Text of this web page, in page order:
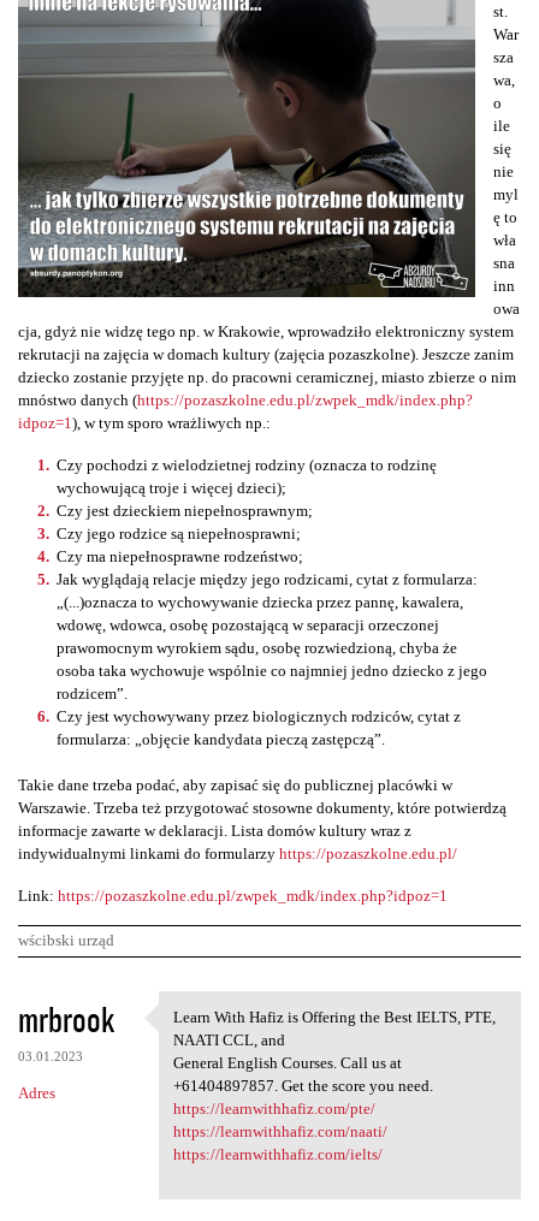
st.
War
sza
wa,
o
ile
się
nie
myl
ę to
wła
sna
inn
owa
cja, gdyż nie widzę tego np. w Krakowie, wprowadziło elektroniczny system
rekrutacji na zajęcia w domach kultury (zajęcia pozaszkolne). Jeszcze zanim
dziecko zostanie przyjęte np. do pracowni ceramicznej, miasto zbierze o nim
mnóstwo danych (https://pozaszkolne.edu.pl/zwpek_mdk/index.php?
idpoz=1), w tym sporo wrażliwych np.:
Czy pochodzi z wielodzietnej rodziny (oznacza to rodzinę
wychowującą troje i więcej dzieci);
Czy jest dzieckiem niepełnosprawnym;
Czy jego rodzice są niepełnosprawni;
Czy ma niepełnosprawne rodzeństwo;
Jak wyglądają relacje między jego rodzicami, cytat z formularza:
„(...)oznacza to wychowywanie dziecka przez pannę, kawalera,
wdowę, wdowca, osobę pozostającą w separacji orzeczonej
prawomocnym wyrokiem sądu, osobę rozwiedzioną, chyba że
osoba taka wychowuje wspólnie co najmniej jedno dziecko z jego
rodzicem”.
Czy jest wychowywany przez biologicznych rodziców, cytat z
formularza: „objęcie kandydata pieczą zastępczą”.
Takie dane trzeba podać, aby zapisać się do publicznej placówki w
Warszawie. Trzeba też przygotować stosowne dokumenty, które potwierdzą
informacje zawarte w deklaracji. Lista domów kultury wraz z
indywidualnymi linkami do formularzy https://pozaszkolne.edu.pl/
Link: https://pozaszkolne.edu.pl/zwpek_mdk/index.php?idpoz=1
wścibski urząd
K
o
m
e
mrbrook
03.01.2023
Adres
Learn With Hafiz is Offering
Learn With Hafiz is Offering the Best IELTS, PTE,
NAATI CCL, and
General English Courses. Call us at
+61404897857. Get the score you need.
https://learnwithhafiz.com/pte/
https://learnwithhafiz.com/naati/
https://learnwithhafiz.com/ielts/